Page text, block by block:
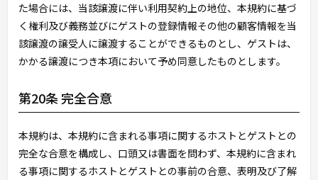
た場合には、当該譲渡に伴い利用契約上の地位、本規約に基づ
く権利及び義務並びにゲストの登録情報その他の顧客情報を当
該譲渡の譲受人に譲渡することができるものとし、ゲストは、
かかる譲渡につき本項において予め同意したものとします。
第20条 完全合意
本規約は、本規約に含まれる事項に関するホストとゲストとの
完全な合意を構成し、口頭又は書面を問わず、本規約に含まれ
る事項に関するホストとゲストとの事前の合意、表明及び了解